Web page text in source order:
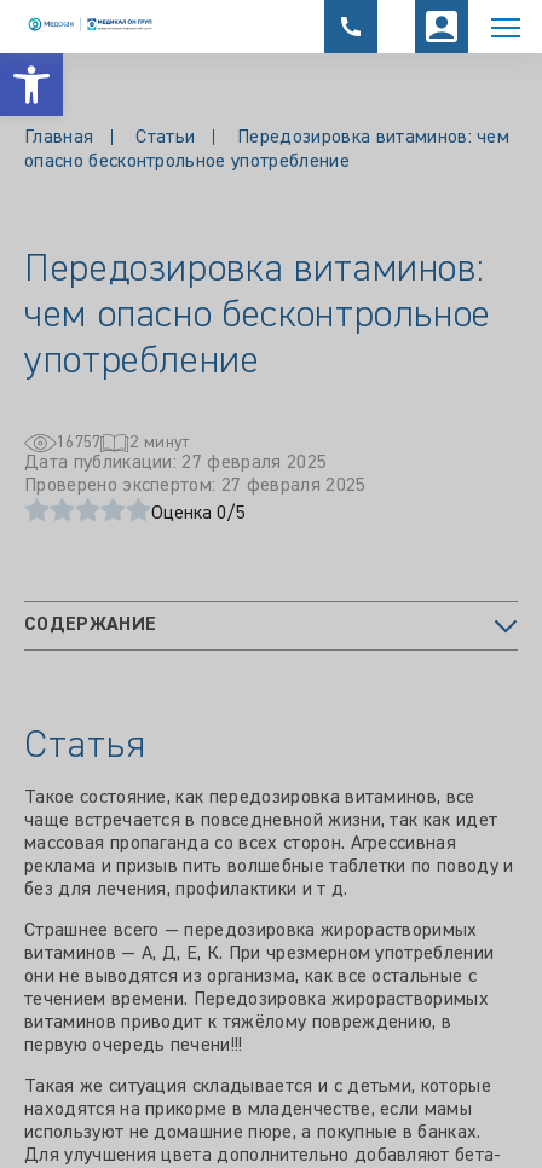
Открыть панель инструментов
Главная Статьи
Передозировка витаминов: чем
опасно бесконтрольное употребление
Передозировка витаминов:
чем опасно бесконтрольное
употребление
16757 2 минут
Дата публикации: 27 февраля 2025
Проверено экспертом: 27 февраля 2025
Оценка 0/5
СОДЕРЖАНИЕ
Статья
Такое состояние, как передозировка витаминов, все
чаще встречается в повседневной жизни, так как идет
массовая пропаганда со всех сторон. Агрессивная
реклама и призыв пить волшебные таблетки по поводу и
без для лечения, профилактики и т д.
Страшнее всего — передозировка жирорастворимых
витаминов — А, Д, Е, К. При чрезмерном употреблении
они не выводятся из организма, как все остальные с
течением времени. Передозировка жирорастворимых
витаминов приводит к тяжёлому повреждению, в
первую очередь печени!!!
Такая же ситуация складывается и с детьми, которые
находятся на прикорме в младенчестве, если мамы
используют не домашние пюре, а покупные в банках.
Для улучшения цвета дополнительно добавляют бета-